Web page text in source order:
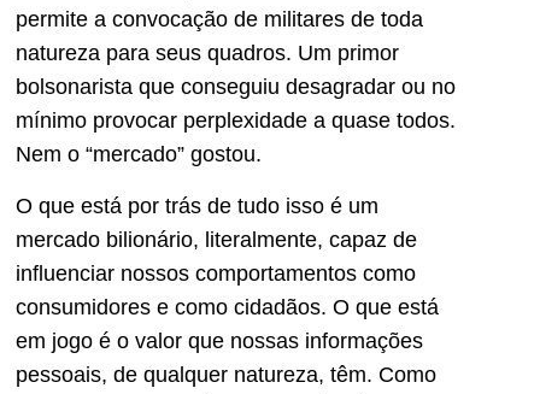
permite a convocação de militares de toda
natureza para seus quadros. Um primor
bolsonarista que conseguiu desagradar ou no
mínimo provocar perplexidade a quase todos.
Nem o “mercado” gostou.
O que está por trás de tudo isso é um
mercado bilionário, literalmente, capaz de
influenciar nossos comportamentos como
consumidores e como cidadãos. O que está
em jogo é o valor que nossas informações
pessoais, de qualquer natureza, têm. Como